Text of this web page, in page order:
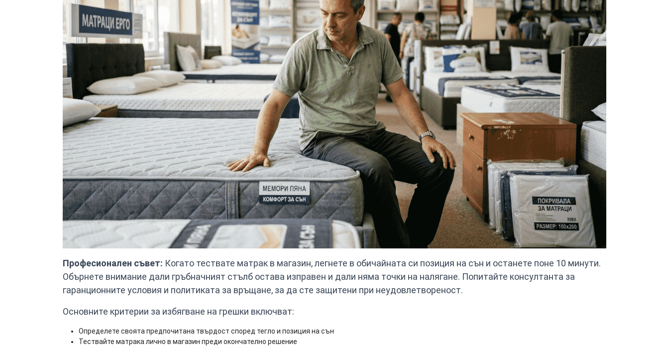
Професионален съвет: Когато тествате матрак в магазин, легнете в обичайната си позиция на сън и останете поне 10 минути.
Обърнете внимание дали гръбначният стълб остава изправен и дали няма точки на налягане. Попитайте консултанта за
гаранционните условия и политиката за връщане, за да сте защитени при неудовлетвореност.
Основните критерии за избягване на грешки включват:
Определете своята предпочитана твърдост според тегло и позиция на сън
Тествайте матрака лично в магазин преди окончателно решение